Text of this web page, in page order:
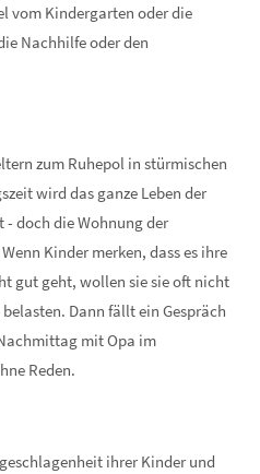
vom Kindergarten oder die
Nachhilfe oder den
zum Ruhepol in stürmischen
wird das ganze Leben der
doch die Wohnung der
Kinder merken, dass es ihre
gut geht, wollen sie sie oft nicht
Dann fällt ein Gespräch
mit Opa im
Reden.
ihrer Kinder und